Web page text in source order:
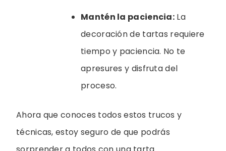
Mantén la paciencia: La
decoración de tartas requiere
tiempo y paciencia. No te
apresures y disfruta del
proceso.
Ahora que conoces todos estos trucos y
técnicas, estoy seguro de que podrás